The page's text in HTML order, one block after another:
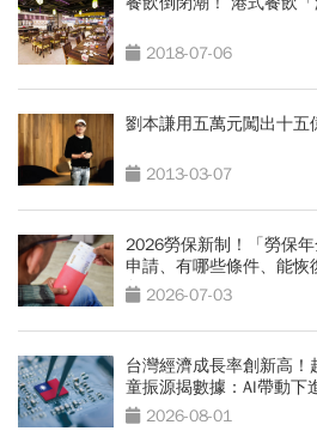
2018-07-06
劉本謙用五萬元闖出十五
2013-03-07
2026勞保新制！「勞保
申請、有哪些條件、能恢
包 2026-07-03
台灣經濟成長率創新高！
童振源揭數據：AI帶動下
2026-08-01